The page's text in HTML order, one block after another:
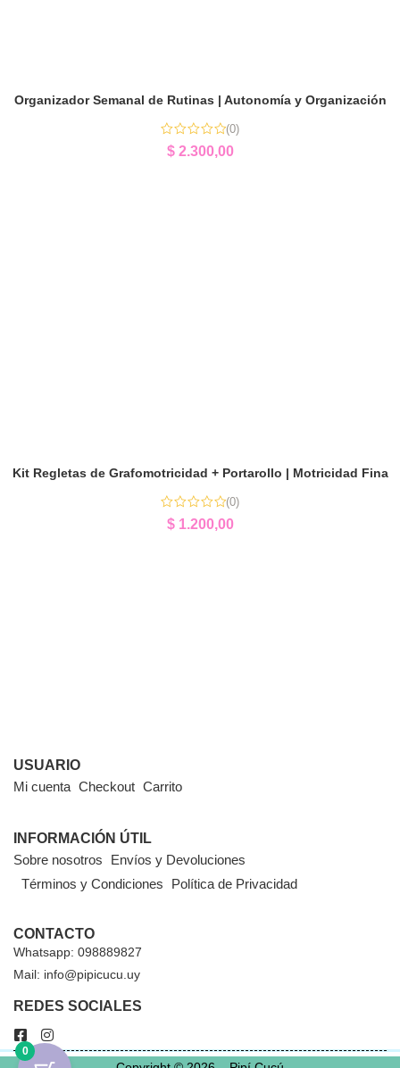
Organizador Semanal de Rutinas | Autonomía y Organización
(0)
$2.300,00
Kit Regletas de Grafomotricidad + Portarollo | Motricidad Fina
(0)
$1.200,00
USUARIO
Mi cuenta Checkout Carrito
INFORMACIÓN ÚTIL
Sobre nosotros
Envíos y Devoluciones
Términos y Condiciones
Política de Privacidad
CONTACTO
Whatsapp: 098889827
Mail: info@pipicucu.uy
REDES SOCIALES
0